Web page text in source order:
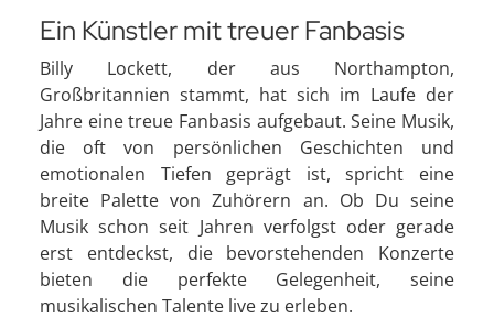
Ein Künstler mit treuer Fanbasis
Billy Lockett, der aus Northampton,
Großbritannien stammt, hat sich im Laufe der
Jahre eine treue Fanbasis aufgebaut. Seine Musik,
die oft von persönlichen Geschichten und
emotionalen Tiefen geprägt ist, spricht eine
breite Palette von Zuhörern an. Ob Du seine
Musik schon seit Jahren verfolgst oder gerade
erst entdeckst, die bevorstehenden Konzerte
bieten die perfekte Gelegenheit, seine
musikalischen Talente live zu erleben.